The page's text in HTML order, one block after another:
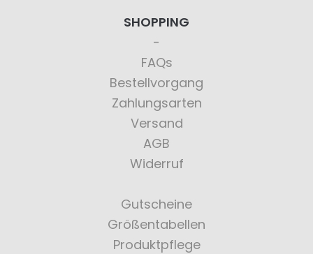
SHOPPING
FAQs
Bestellvorgang
Zahlungsarten
Versand
AGB
Widerruf
Gutscheine
Größentabellen
Produktpflege